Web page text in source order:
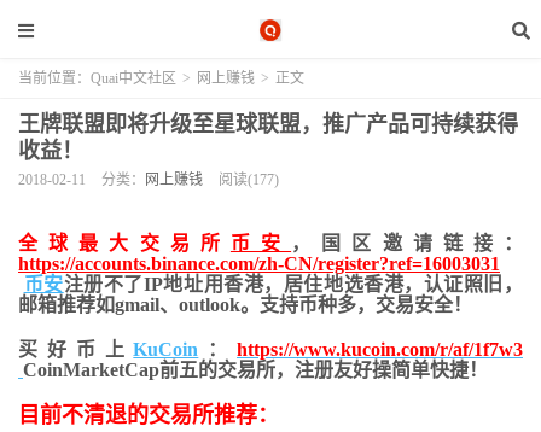
当前位置： Quai中文社区 > 网上赚钱 > 正文
王牌联盟即将升级至星球联盟，推广产品可持续获得
收益！
2018-02-11 分类： 网上赚钱 阅读(177)
全球最大交易所 币安
，国区邀请链接：
https://accounts.binance.com/zh-CN/register?ref=16003031
币安注册不了IP地址用香港，居住地选香港，认证照旧，
邮箱推荐如gmail、outlook。支持币种多，交易安全！
买好币上KuCoin ：https://www.kucoin.com/r/af/1f7w3
CoinMarketCap前五的交易所，注册友好操简单快捷！
目前不清退的交易所推荐：